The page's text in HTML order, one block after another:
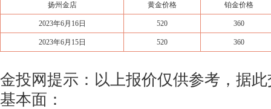
扬州金店 黄金价格 铂金价格
2023年6月16日 520 360
2023年6月15日 520 360
金投网提示：以上报价仅供参考，据
基本面：